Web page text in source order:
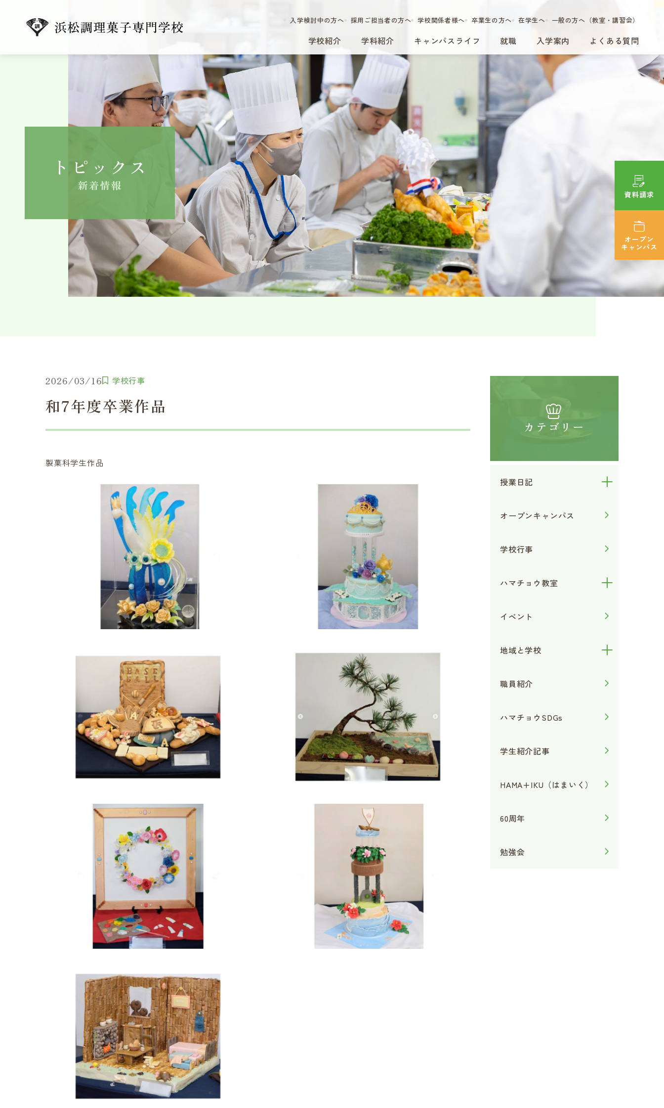
学校紹介 学科紹介 キャンパスライフ 就職 入学案内 よくある質問
入学検討中の方へ 採用ご担当者の方へ 学校関係者様へ 卒業生の方へ 在学生へ 一般の方へ（教室・講習会）
トピックス
新着情報
2026/03/16 学校行事
和7年度卒業作品
製菓科学生作品
カテゴリー
授業日記
オープンキャンパス
学校行事
ハマチョウ教室
イベント
地域と学校
職員紹介
ハマチョウSDGs
学生紹介記事
HAMA+IKU（はまいく）
60周年
勉強会
資料請求
オープン
キャンパス